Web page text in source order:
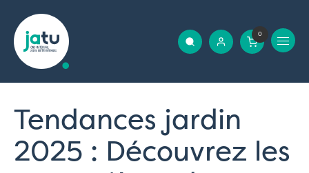
0
Tendances jardin
2025 : Découvrez les